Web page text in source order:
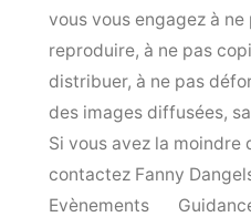
vous vous engagez à
reproduire, à ne pas
distribuer, à ne pas
des images diffusées,
Si vous avez la moindre
contactez Fanny
Evènements